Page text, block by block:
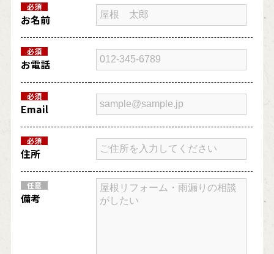
必須
お名前
必須
お電話
必須
Email
必須
住所
任意
備考